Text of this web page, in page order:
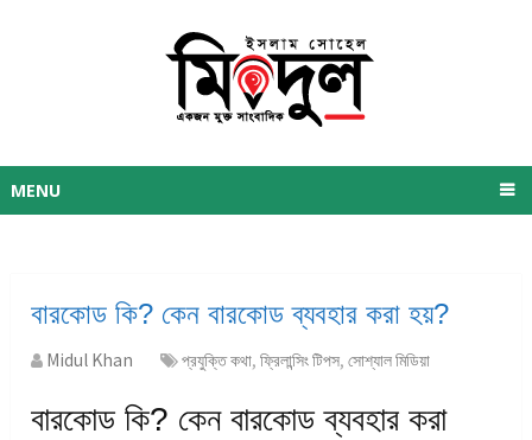
MENU
বারকোড কি? কেন বারকোড ব্যবহার করা হয়?
Midul Khan প্রযুক্তি কথা,ফ্রিলান্সিং টিপস,সোশ্যাল মিডিয়া
বারকোড কি? কেন বারকোড ব্যবহার করা